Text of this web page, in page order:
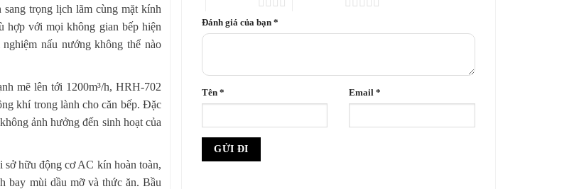
trọng lịch lãm cùng mặt kính
hợp với mọi không gian bếp hiện
nấu nướng không thể nào
mẽ lên tới 1200m³/h, HRH-702
khí trong lành cho căn bếp. Đặc
ảnh hưởng đến sinh hoạt của
hữu động cơ AC kín hoàn toàn,
bay mùi dầu mỡ và thức ăn. Bầu
Đánh giá của bạn *
Tên * Email*